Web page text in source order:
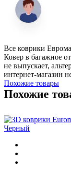
Все коврики
Ковер в багажное
не выпускает,
интернет-магазин
Похожие товары
Похожие